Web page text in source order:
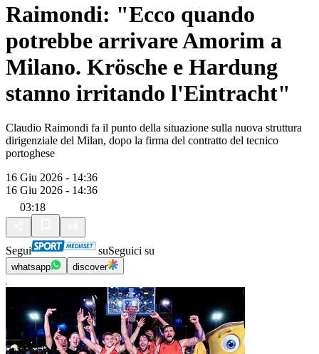
Raimondi: "Ecco quando
potrebbe arrivare Amorim a
Milano. Krösche e Hardung
stanno irritando l'Eintracht"
Claudio Raimondi fa il punto della situazione sulla nuova struttura
dirigenziale del Milan, dopo la firma del contratto del tecnico
portoghese
16 Giu 2026 - 14:36
16 Giu 2026 - 14:36
03:18
Segui suSeguici su
whatsapp discover